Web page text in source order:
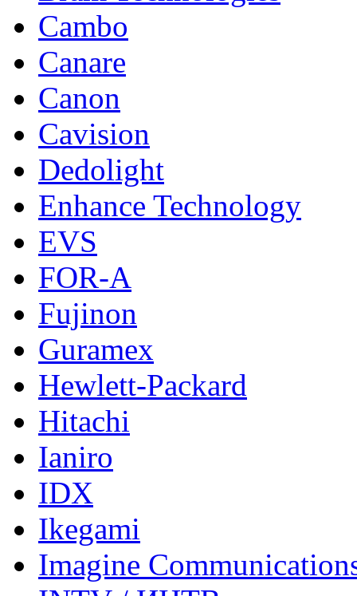
Cambo
Canare
Canon
Cavision
Dedolight
Enhance Technology
EVS
FOR-A
Fujinon
Guramex
Hewlett-Packard
Hitachi
Ianiro
IDX
Ikegami
Imagine